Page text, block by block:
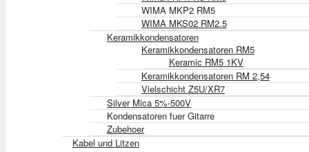
WIMA MKP2 RM5
WIMA MKS02 RM2.5
Keramikkondensatoren
Keramikkondensatoren RM5
Keramic RM5 1KV
Keramikkondensatoren RM 2,54
Vielschicht Z5U/XR7
Silver Mica 5%-500V
Kondensatoren fuer Gitarre
Zubehoer
Kabel und Litzen